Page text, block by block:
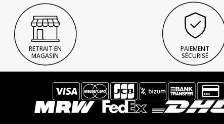
RETRAIT EN
MAGASIN
PAIEMENT
SÉCURISÉ